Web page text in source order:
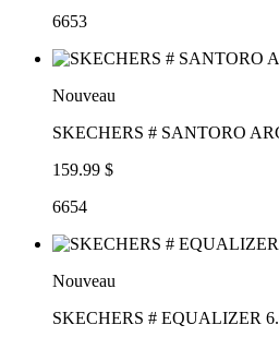
6653
Nouveau
SKECHERS # SANTORO
159.99 $
6654
Nouveau
SKECHERS # EQUALIZER